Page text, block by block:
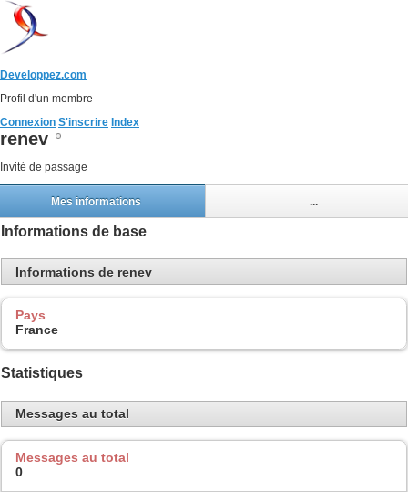
Developpez.com
Profil d'un membre
Connexion S'inscrire Index
renev
Invité de passage
Mes informations ...
Informations de base
Informations de renev
Pays
France
Statistiques
Messages au total
Messages au total
0